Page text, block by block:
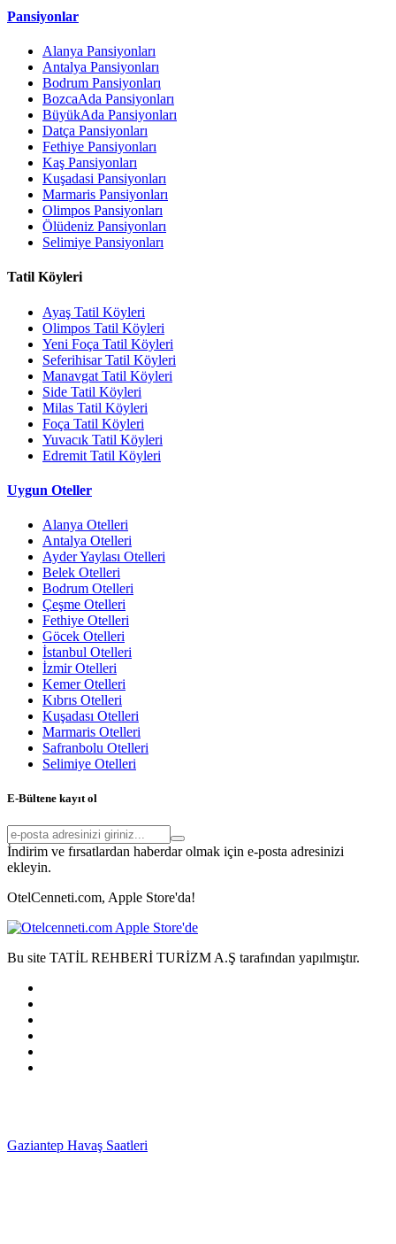
Pansiyonlar
Alanya Pansiyonları
Antalya Pansiyonları
Bodrum Pansiyonları
BozcaAda Pansiyonları
BüyükAda Pansiyonları
Datça Pansiyonları
Fethiye Pansiyonları
Kaş Pansiyonları
Kuşadasi Pansiyonları
Marmaris Pansiyonları
Olimpos Pansiyonları
Ölüdeniz Pansiyonları
Selimiye Pansiyonları
Tatil Köyleri
Ayaş Tatil Köyleri
Olimpos Tatil Köyleri
Yeni Foça Tatil Köyleri
Seferihisar Tatil Köyleri
Manavgat Tatil Köyleri
Side Tatil Köyleri
Milas Tatil Köyleri
Foça Tatil Köyleri
Yuvacık Tatil Köyleri
Edremit Tatil Köyleri
Uygun Oteller
Alanya Otelleri
Antalya Otelleri
Ayder Yaylası Otelleri
Belek Otelleri
Bodrum Otelleri
Çeşme Otelleri
Fethiye Otelleri
Göcek Otelleri
İstanbul Otelleri
İzmir Otelleri
Kemer Otelleri
Kıbrıs Otelleri
Kuşadası Otelleri
Marmaris Otelleri
Safranbolu Otelleri
Selimiye Otelleri
E-Bültene kayıt ol
İndirim ve fırsatlardan haberdar olmak için e-posta adresinizi
ekleyin.
OtelCenneti.com, Apple Store'da!
Bu site TATİL REHBERİ TURİZM A.Ş tarafından yapılmıştır.
Gaziantep Havaş Saatleri